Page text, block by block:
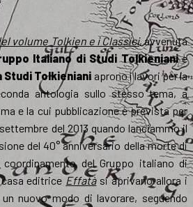
volume Tolkien e i Classici, avvenuta
Italiano di Studi Tolkienianie
Studi Tolkieniani aprono i lavori per la
antologia sullo stesso tema, a
e la cui pubblicazione è prevista per
del 2013 quando lanciammo il
del 40° anniversario della morte di
del Gruppo italiano di
casa editriceEffatàsi aprivano allora i
nuovo modo di lavorare, seguendo